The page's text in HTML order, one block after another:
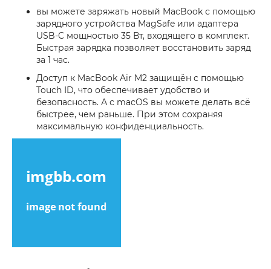
вы можете заряжать новый MacBook с помощью
зарядного устройства MagSafe или адаптера
USB-C мощностью 35 Вт, входящего в комплект.
Быстрая зарядка позволяет восстановить заряд
за 1 час.
Доступ к MacBook Air M2 защищён с помощью
Touch ID, что обеспечивает удобство и
безопасность. А с macOS вы можете делать всё
быстрее, чем раньше. При этом сохраняя
максимальную конфиденциальность.